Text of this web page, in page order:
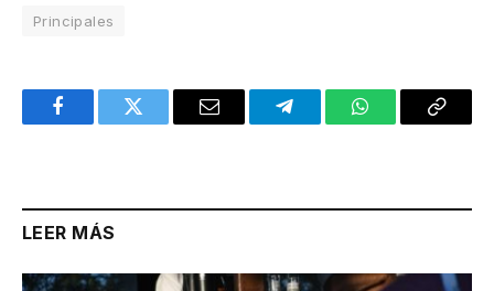
Principales
FacebookTwitter Email TelegramWhatsAppCopy
LEER MÁS